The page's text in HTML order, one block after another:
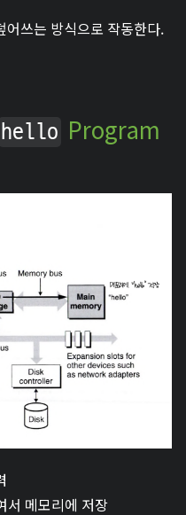
어쓰는 방식으로 작동한다.
hello Program
서 메모리에 저장